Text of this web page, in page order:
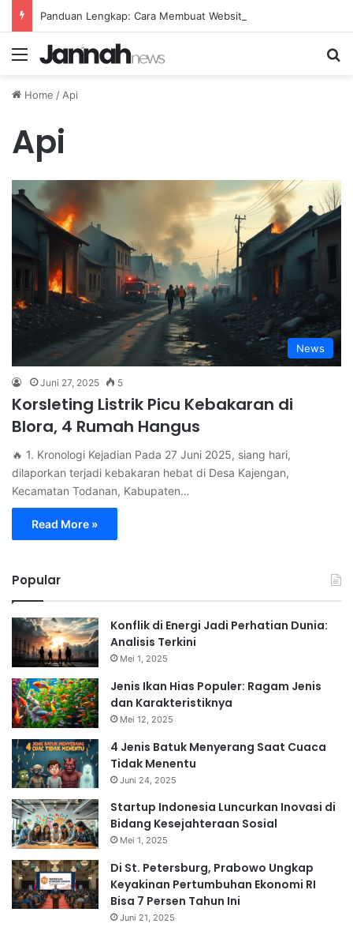
Menu
Home / Api
Api
News
Juni 27, 2025 5
Korsleting Listrik Picu Kebakaran di
Blora, 4 Rumah Hangus
🔥 1. Kronologi Kejadian Pada 27 Juni 2025, siang hari,
dilaporkan terjadi kebakaran hebat di Desa Kajengan,
Kecamatan Todanan, Kabupaten…
Read More »
Popular
Konflik di Energi Jadi Perhatian Dunia:
Analisis Terkini
Mei 1, 2025
Jenis Ikan Hias Populer: Ragam Jenis
dan Karakteristiknya
Mei 12, 2025
4 Jenis Batuk Menyerang Saat Cuaca
Tidak Menentu
Juni 24, 2025
Startup Indonesia Luncurkan Inovasi di
Bidang Kesejahteraan Sosial
Mei 1, 2025
Di St. Petersburg, Prabowo Ungkap
Keyakinan Pertumbuhan Ekonomi RI
Bisa 7 Persen Tahun Ini
Juni 21, 2025